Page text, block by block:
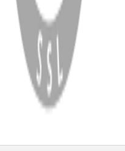
WhatsApp Facebook
Copyright
2026 Dükkan Hifi